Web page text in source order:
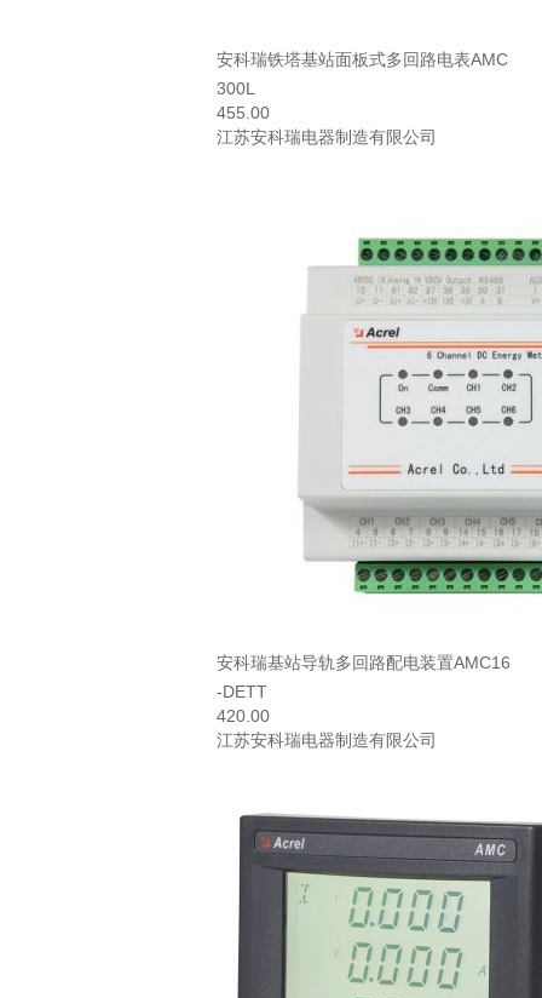
安科瑞铁塔基站面板式多回路电表AMC
300L
455.00
江苏安科瑞电器制造有限公司
安科瑞基站导轨多回路配电装置AMC16
-DETT
420.00
江苏安科瑞电器制造有限公司